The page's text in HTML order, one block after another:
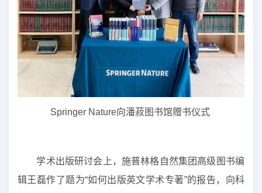
Springer Nature向潘菽图书馆赠书仪式
学术出版研讨会上，施普林格自然集团高级图书编
辑王磊作了题为“如何出版英文学术专著”的报告，向科